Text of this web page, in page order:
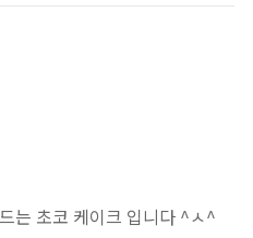
는 초코 케이크 입니다 ^ㅅ^